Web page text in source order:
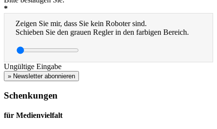
*
Zeigen Sie mir, dass Sie kein Roboter sind.
Schieben Sie den grauen Regler in den farbigen Bereich.
Ungültige Eingabe
» Newsletter abonnieren
Schenkungen
für Medienvielfalt